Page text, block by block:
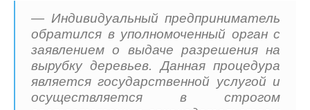
— Индивидуальный предприниматель
обратился в уполномоченный орган с
заявлением о выдаче разрешения на
вырубку деревьев. Данная процедура
является государственной услугой и
осуществляется в строгом